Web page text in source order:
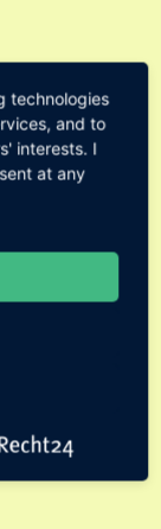
Als
im
technologies
and to
interests. I
at any